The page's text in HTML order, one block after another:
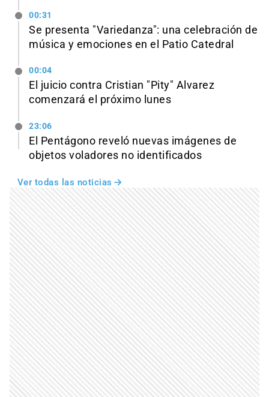
00:31
Se presenta "Variedanza": una celebración de
música y emociones en el Patio Catedral
00:04
El juicio contra Cristian "Pity" Alvarez
comenzará el próximo lunes
23:06
El Pentágono reveló nuevas imágenes de
objetos voladores no identificados
Ver todas las noticias